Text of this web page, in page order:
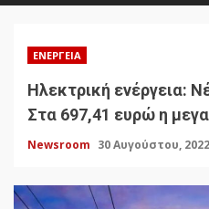
MENU
ΕΝΈΡΓΕΙΑ
Ηλεκτρική ενέργεια:
Στα 697,41 ευρώ η
Newsroom 30 Αυγούστου,